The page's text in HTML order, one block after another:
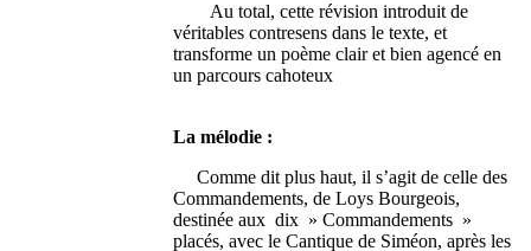
Au total, cette révision introduit de
véritables contresens dans le texte, et
transforme un poème clair et bien agencé en
un parcours cahoteux
La mélodie :
Comme dit plus haut, il s’agit de celle des
Commandements, de Loys Bourgeois,
destinée aux dix » Commandements »
placés, avec le Cantique de Siméon, après les